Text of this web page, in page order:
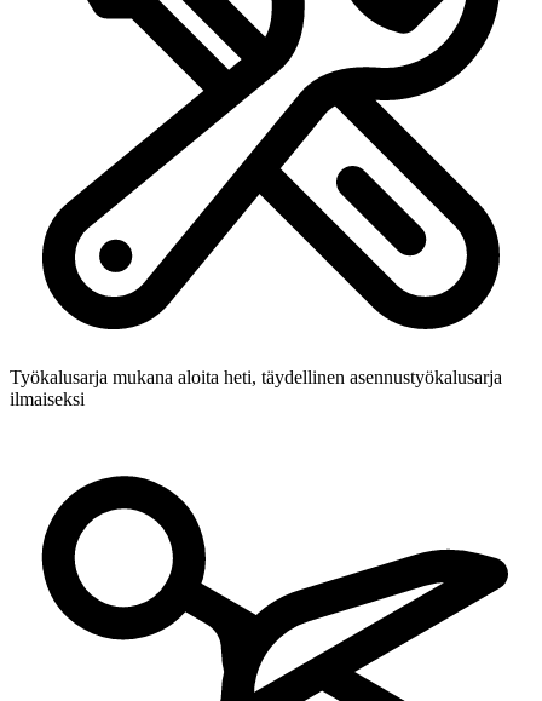
Työkalusarja mukana aloita heti, täydellinen asennustyökalusarja
ilmaiseksi